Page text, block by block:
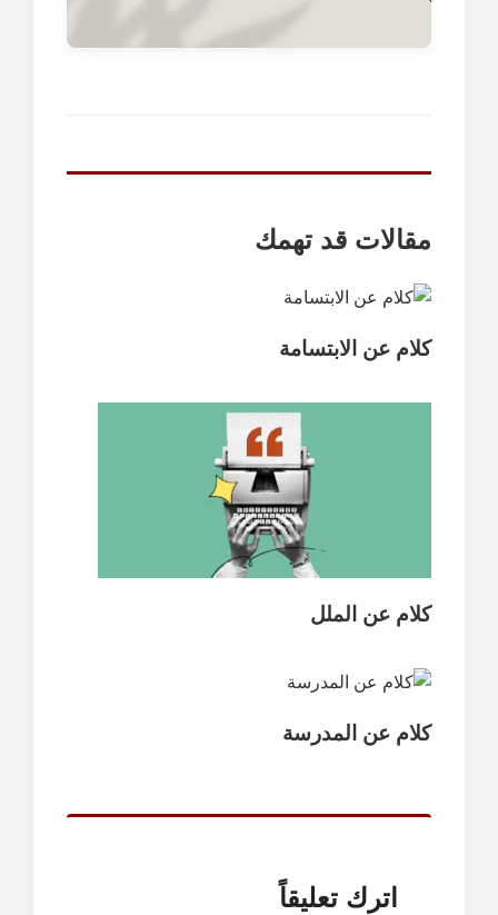
مقالات قد تهمك
كلام عن الابتسامة
كلام عن الملل
كلام عن المدرسة
اترك تعليقاً